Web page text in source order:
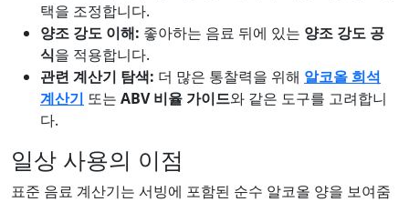
택을 조정합니다.
양조 강도 이해: 좋아하는 음료 뒤에 있는 양조 강도 공
식을 적용합니다.
관련 계산기 탐색: 더 많은 통찰력을 위해 알코올 희석
계산기 또는 ABV 비율 가이드와 같은 도구를 고려합니
다.
일상 사용의 이점
표준 음료 계산기는 서빙에 포함된 순수 알코올 양을 보여줌